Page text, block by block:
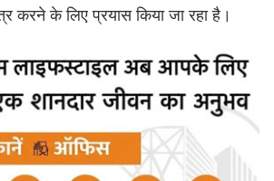
करने के लिए प्रयास किया जा रहा है।